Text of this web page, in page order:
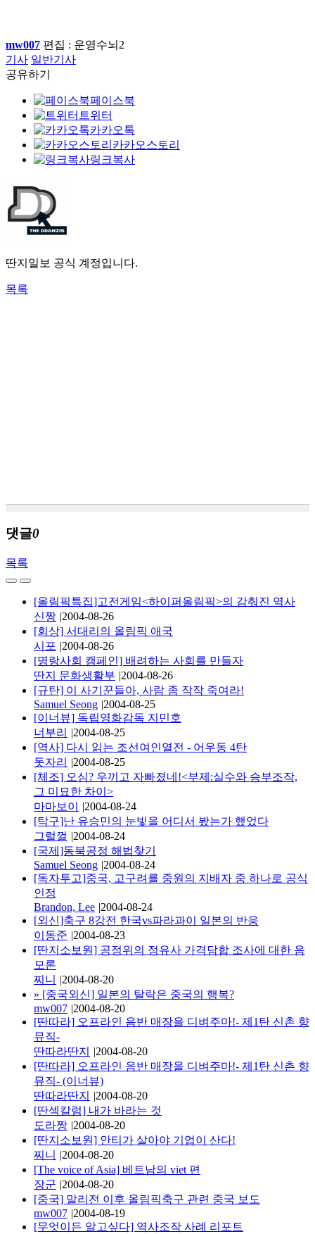
mw007 편집 : 운영수뇌2
기사 일반기사
공유하기
페이스북
트위터
카카오톡
카카오스토리
링크복사
딴지일보 공식 계정입니다.
목록
댓글0
목록
[올림픽특집]고전게임<하이퍼올림픽>의 감춰진 역사
신짱 |2004-08-26
[회상] 서대리의 올림픽 애국
시포 |2004-08-26
[명랑사회 캠페인] 배려하는 사회를 만들자
딴지 문화생활부 |2004-08-26
[규탄] 이 사기꾼들아, 사람 좀 작작 죽여라!
Samuel Seong |2004-08-25
[이너뷰] 독립영화감독 지민호
너부리
|2004-08-25
[역사] 다시 읽는 조선여인열전 - 어우동 4탄
돗자리
|2004-08-25
[체조] 오심? 우끼고 자빠졌네!<부제:실수와 승부조작,
그 미묘한 차이>
마마보이
|2004-08-24
[탁구]난 유승민의 눈빛을 어디서 봤는가 했었다
그럴껄 |2004-08-24
[국제]동북공정 해법찾기
Samuel Seong |2004-08-24
[독자투고]중국, 고구려를 중원의 지배자 중 하나로 공식
인정
Brandon, Lee |2004-08-24
[외신]축구 8강전 한국vs파라과이 일본의 반응
이동준 |2004-08-23
[딴지소보원] 공정위의 정유사 가격담합 조사에 대한 음
모론
찌니
|2004-08-20
» [중국외신] 일본의 탈락은 중국의 행복?
mw007 |2004-08-20
[딴따라] 오프라인 음반 매장을 디벼주마!- 제1탄 신촌 향
뮤직-
딴따라딴지
|2004-08-20
[딴따라] 오프라인 음반 매장을 디벼주마!- 제1탄 신촌 향
뮤직- (이너뷰)
딴따라딴지
|2004-08-20
[딴섹칼럼] 내가 바라는 것
도라짱 |2004-08-20
[딴지소보원] 안티가 살아야 기업이 산다!
찌니
|2004-08-20
[The voice of Asia] 베트남의 viet 편
장군 |2004-08-20
[중국] 말리전 이후 올림픽축구 관련 중국 보도
mw007 |2004-08-19
[무엇이든 알고싶다] 역사조작 사례 리포트